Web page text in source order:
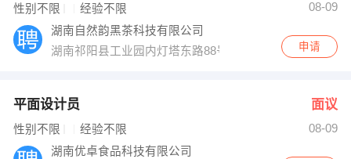
性别不限 经验不限
08-09
湖南自然韵黑茶科技有限公司
湖南祁阳县工业园内灯塔东路88号
申请
平面设计员 面议
性别不限 经验不限
08-09
湖南优卓食品科技有限公司